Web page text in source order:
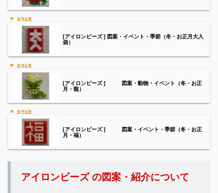
[アイロンビーズ ] 図案・イベント・季節（冬・お正月大入
袋）
[アイロンビーズ ] 図案・動物・イベント（冬・お正
月・龍）
[アイロンビーズ ] 図案・イベント・季節（冬・お正
月・福）
アイロンビーズ の図案・紹介について